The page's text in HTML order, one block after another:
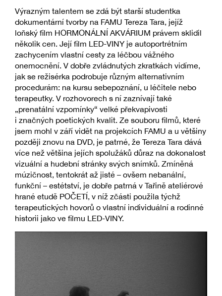
Výrazným talentem se zdá být starší studentka
dokumentární tvorby na FAMU Tereza Tara, jejíž
loňský film HORMONÁLNÍ AKVÁRIUM právem sklidil
několik cen. Její film LED-VINY je autoportrétním
zachycením vlastní cesty za léčbou vážného
onemocnění. V dobře zvládnutých zkratkách vidíme,
jak se režisérka podrobuje různým alternativním
procedurám: na kursu sebepoznání, u léčitele nebo
terapeutky. V rozhovorech s ní zaznívají také
„prenatální vzpomínky“ velké překvapivosti
i značných poetických kvalit. Ze souboru filmů, které
jsem mohl v září vidět na projekcích FAMU a u většiny
později znovu na DVD, je patrné, že Tereza Tara dává
více než většina jejích spolužáků důraz na dokonalost
vizuální a hudební stránky svých snímků. Zmíněná
múzičnost, tentokrát až jisté – ovšem nebanální,
funkční – estétství, je dobře patrná v Tařině ateliérové
hrané etudě POČETÍ, v níž zčásti použila týchž
terapeutických hovorů o vlastní individuální a rodinné
historii jako ve filmu LED-VINY.